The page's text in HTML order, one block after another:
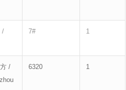
/
7# 1
/
6320 1